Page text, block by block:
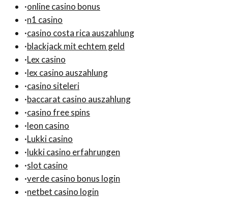
·online casino bonus
·n1 casino
·casino costa rica auszahlung
·blackjack mit echtem geld
·Lex casino
·lex casino auszahlung
·casino siteleri
·baccarat casino auszahlung
·casino free spins
·leon casino
·Lukki casino
·lukki casino erfahrungen
·slot casino
·verde casino bonus login
·netbet casino login